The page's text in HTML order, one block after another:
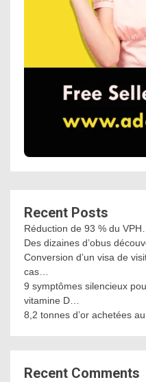
Recent Posts
Réduction de 93 % du VPH…
Des dizaines d’obus
Conversion d’un visa de
cas…
9 symptômes silencieux
vitamine D…
8,2 tonnes d’or achetées
Recent Comments